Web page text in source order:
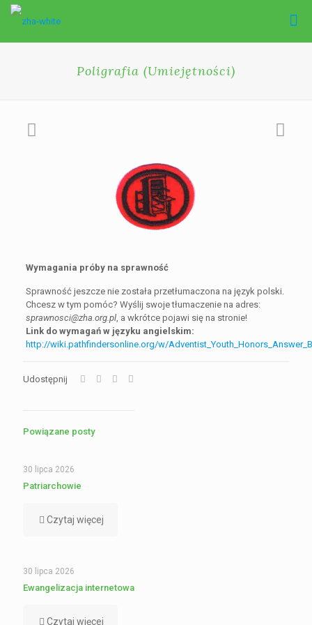
Poligrafia (Umiejętności)
Wymagania próby na sprawność
Sprawność jeszcze nie została przetłumaczona na język polski.
Chcesz w tym pomóc? Wyślij swoje tłumaczenie na adres:
sprawnosci@zha.org.pl, a wkrótce pojawi się na stronie!
Link do wymagań w języku angielskim:
http://wiki.pathfindersonline.org/w/
Udostępnij
Powiązane posty
30 lipca 2026
Patriarchowie
Czytaj więcej
30 lipca 2026
Ewangelizacja internetowa
Czytaj więcej